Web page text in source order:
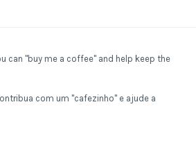
can "buy me a coffee" and help keep the
com um "cafezinho" e ajude a